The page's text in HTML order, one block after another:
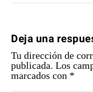
Deja una
Tu dirección de
publicada. Los
marcados con *